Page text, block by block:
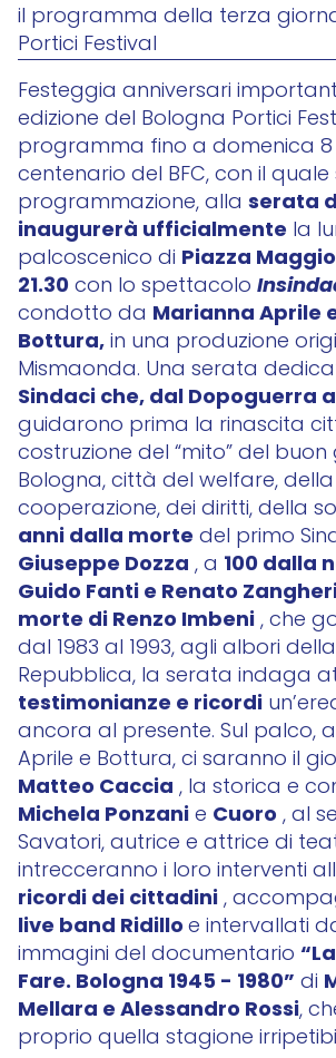
il programma della terza
Portici Festival
Festeggia anniversari
edizione del Bologna Portici
programma fino a domenica
centenario del BFC, con il
programmazione, alla serata
inaugurerà ufficialmente la
palcoscenico di Piazza
21.30con lo spettacolo
condotto da Marianna Aprile
Bottura,in una produzione
Mismaonda. Una serata
Sindaci che, dal Dopoguerra
guidarono prima la rinascita
costruzione del “mito” del
Bologna, città del welfare, della
cooperazione, dei diritti, della
anni dalla morte del primo
Giuseppe Dozza , a 100 dalla
Guido Fanti e Renato
morte di Renzo Imbeni, che
dal 1983 al 1993, agli albori
Repubblica, la serata indaga
testimonianze e ricordi
ancora al presente. Sul palco,
Aprile e Bottura, ci saranno il
Matteo Caccia , la storica e
Michela Ponzanie Cuoro , al
Savatori, autrice e attrice di
intrecceranno i loro interventi
ricordi dei cittadini,
live band Ridilloe intervallati
immagini del documentario
Fare. Bologna 1945 - 1980” di
Mellara e Alessandro Rossi,
proprio quella stagione